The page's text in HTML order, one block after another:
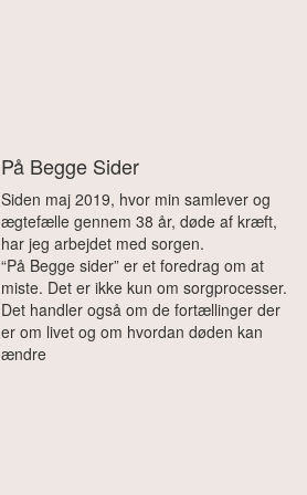
På Begge Sider
Siden maj 2019, hvor min samlever og
ægtefælle gennem 38 år, døde af kræft,
har jeg arbejdet med sorgen.
“På Begge sider” er et foredrag om at
miste. Det er ikke kun om sorgprocesser.
Det handler også om de fortællinger der
er om livet og om hvordan døden kan
ændre